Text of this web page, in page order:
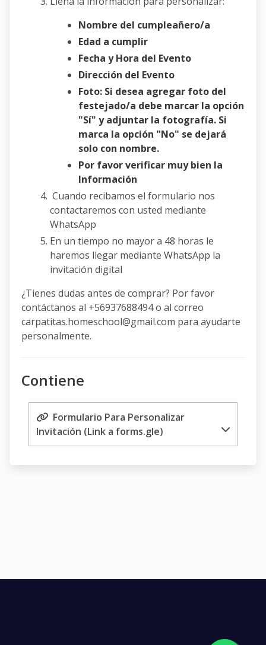
Nombre del cumpleañero/a
Edad a cumplir
Fecha y Hora del Evento
Dirección del Evento
Foto: Si desea agregar foto del
festejado/a debe marcar la opción
"Sí" y adjuntar la fotografía. Si
marca la opción "No" se dejará
solo con nombre.
Por favor verificar muy bien la
Información
Cuando recibamos el formulario nos
contactaremos con usted mediante
WhatsApp
En un tiempo no mayor a 48 horas le
haremos llegar mediante WhatsApp la
invitación digital
¿Tienes dudas antes de comprar? Por favor
contáctanos al +56937688494 o al correo
carpatitas.homeschool@gmail.com para ayudarte
personalmente.
Contiene
Formulario Para Personalizar
Invitación (Link a forms.gle)